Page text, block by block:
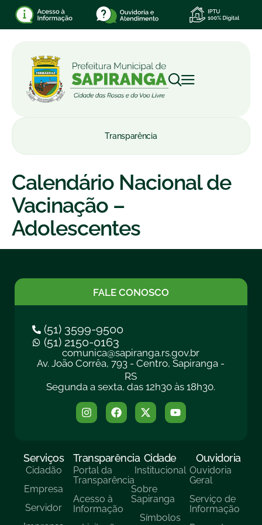
Transparência
Calendário Nacional de
Vacinação –
Adolescentes
FALE CONOSCO
(51) 3599-9500
(51) 2150-0163
comunica@sapiranga.rs.gov.br
Av. João Corrêa, 793 - Centro, Sapiranga -
RS
Segunda a sexta, das 12h30 às 18h30.
Serviços
Cidadão
Empresa
Servidor
Transparência
Portal da
Transparência
Acesso à
Informação
Cidade
Institucional
Sobre
Sapiranga
Símbolos
Ouvidoria
Ouvidoria
Geral
Serviço de
Informação